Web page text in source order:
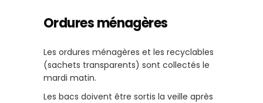
Ordures ménagères
Les ordures ménagères et les recyclables
(sachets transparents) sont collectés le
mardi matin.
Les bacs doivent être sortis la veille après